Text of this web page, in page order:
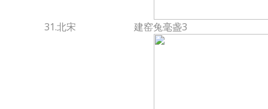
31.北宋 建窑兔毫盏3